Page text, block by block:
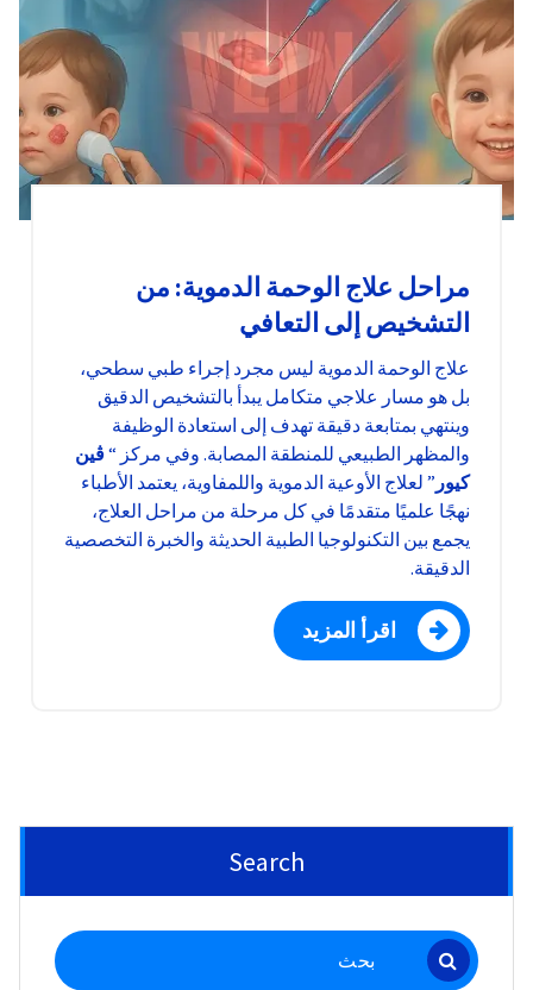
مراحل علاج الوحمة الدموية: من
التشخيص إلى التعافي
علاج الوحمة الدموية ليس مجرد إجراء طبي سطحي،
بل هو مسار علاجي متكامل يبدأ بالتشخيص الدقيق
وينتهي بمتابعة دقيقة تهدف إلى استعادة الوظيفة
والمظهر الطبيعي للمنطقة المصابة. وفي مركز “ ڤين
كيور” لعلاج الأوعية الدموية واللمفاوية، يعتمد الأطباء
نهجًا علميًا متقدمًا في كل مرحلة من مراحل العلاج،
يجمع بين التكنولوجيا الطبية الحديثة والخبرة التخصصية
الدقيقة.
اقرأ المزيد
Search
البحث
عن: